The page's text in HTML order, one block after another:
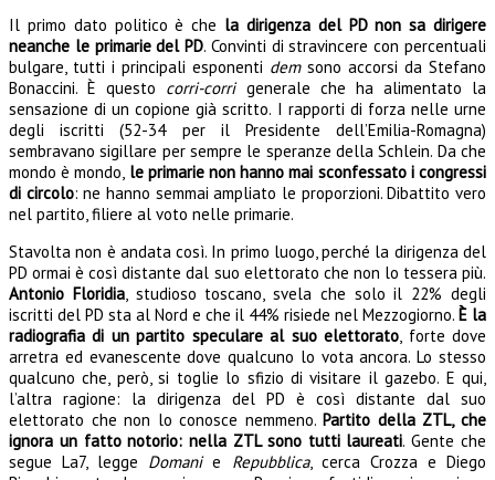
Il primo dato politico è che la dirigenza del PD non sa dirigere
neanche le primarie del PD. Convinti di stravincere con percentuali
bulgare, tutti i principali esponenti demsono accorsi da Stefano
Bonaccini. È questo corri-corrigenerale che ha alimentato la
sensazione di un copione già scritto. I rapporti di forza nelle urne
degli iscritti (52-34 per il Presidente dell’Emilia-Romagna)
sembravano sigillare per sempre le speranze della Schlein. Da che
mondo è mondo, le primarie non hanno mai sconfessato i congressi
di circolo: ne hanno semmai ampliato le proporzioni. Dibattito vero
nel partito, filiere al voto nelle primarie.
Stavolta non è andata così. In primo luogo, perché la dirigenza del
PD ormai è così distante dal suo elettorato che non lo tessera più.
Antonio Floridia, studioso toscano, svela che solo il 22% degli
iscritti del PD sta al Nord e che il 44% risiede nel Mezzogiorno. È la
radiografia di un partito speculare al suo elettorato, forte dove
arretra ed evanescente dove qualcuno lo vota ancora. Lo stesso
qualcuno che, però, si toglie lo sfizio di visitare il gazebo. E qui,
l’altra ragione: la dirigenza del PD è così distante dal suo
elettorato che non lo conosce nemmeno.Partito della ZTL, che
ignora un fatto notorio: nella ZTL sono tutti laureati. Gente che
segue La7, legge Domanie Repubblica, cerca Crozza e Diego